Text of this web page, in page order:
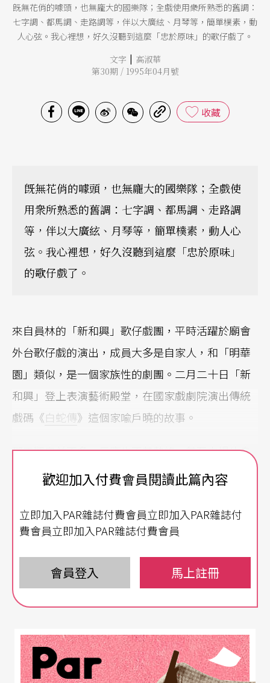
旣無花俏的噱頭，也無龐大的國樂隊；全戲使用衆所熟悉的舊調：
七字調、都馬調、走路調等，伴以大廣絃、月琴等，簡單樸素，動
人心弦。我心裡想，好久沒聽到這麼「忠於原味」的歌仔戲了。
文字 | 高淑華
第30期 / 1995年04月號
收藏
旣無花俏的噱頭，也無龐大的國樂隊；全戲使
用衆所熟悉的舊調：七字調、都馬調、走路調
等，伴以大廣絃、月琴等，簡單樸素，動人心
弦。我心裡想，好久沒聽到這麼「忠於原味」
的歌仔戲了。
來自員林的「新和興」歌仔戲團，平時活躍於廟會
外台歌仔戲的演出，成員大多是自家人，和「明華
園」類似，是一個家族性的劇團。二月二十日「新
和興」登上表演藝術殿堂，在國家戲劇院演出傳統
戲碼《白蛇傳》這個家喩戶曉的故事。
那天觀衆並不多，反應也不甚熱絡，甚至中場休息
後有些人就沒有再回座了。的確，如果我們用「明
大的場面，或者「河洛」式的「精緻」──絲竹管
絃的國樂隊伴奏營造典雅氣氛，這兩個目前主導內
台歌仔戲的表演標準來看這次「新和興」的演出，
那麼，觀衆顯然是要失望的。因爲「新和興」的
《白蛇傳》旣無花俏的噱頭也無龐大的國樂隊；即
得滿頭汗，台下看來卻覺不痛不癢，不過是花拳繡
腿罷了（尤其是相較於其它劇種──崑劇、京劇或
歡迎加入付費會員閱讀此篇內容
立即加入PAR雜誌付費會員立即加入PAR雜誌付
費會員立即加入PAR雜誌付費會員
會員登入 馬上註冊